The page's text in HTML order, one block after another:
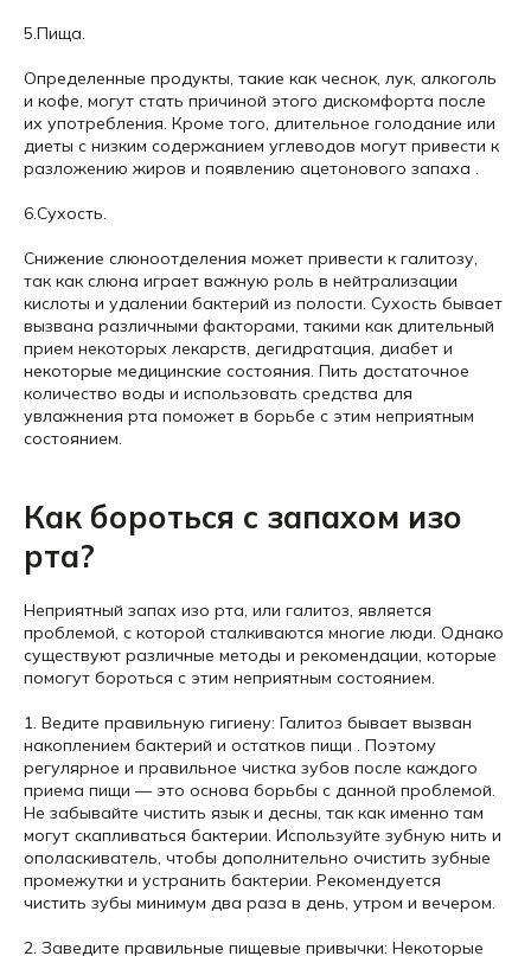
5.Пища.
Определенные продукты, такие как чеснок, лук, алкоголь
и кофе, могут стать причиной этого дискомфорта после
их употребления. Кроме того, длительное голодание или
диеты с низким содержанием углеводов могут привести к
разложению жиров и появлению ацетонового запаха .
6.Сухость.
Снижение слюноотделения может привести к галитозу,
так как слюна играет важную роль в нейтрализации
кислоты и удалении бактерий из полости. Сухость бывает
вызвана различными факторами, такими как длительный
прием некоторых лекарств, дегидратация, диабет и
некоторые медицинские состояния. Пить достаточное
количество воды и использовать средства для
увлажнения рта поможет в борьбе с этим неприятным
состоянием.
Как бороться с запахом изо
рта?
Неприятный запах изо рта, или галитоз, является
проблемой, с которой сталкиваются многие люди. Однако
существуют различные методы и рекомендации, которые
помогут бороться с этим неприятным состоянием.
1. Ведите правильную гигиену: Галитоз бывает вызван
накоплением бактерий и остатков пищи . Поэтому
регулярное и правильное чистка зубов после каждого
приема пищи — это основа борьбы с данной проблемой.
Не забывайте чистить язык и десны, так как именно там
могут скапливаться бактерии. Используйте зубную нить и
ополаскиватель, чтобы дополнительно очистить зубные
промежутки и устранить бактерии. Рекомендуется
чистить зубы минимум два раза в день, утром и вечером.
2. Заведите правильные пищевые привычки: Некоторые